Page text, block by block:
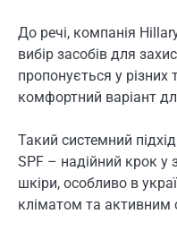
До речі, компанія
вибір засобів для
пропонується у
комфортний варіант
Такий системний
SPF – надійний крок у
шкіри, особливо в
кліматом та активним